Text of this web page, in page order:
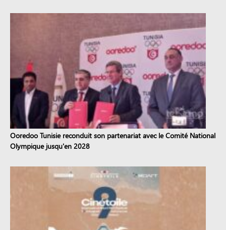
Ooredoo Tunisie reconduit son partenariat avec le Comité National
Olympique jusqu'en 2028